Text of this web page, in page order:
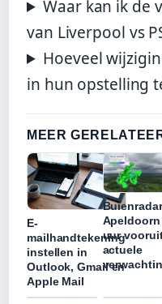
Waar kan ik de
van Liverpool vs
Hoeveel
in hun opstelling
MEER
E-
mailhandtekening
instellen in
Outlook, Gmail en
Apple Mail
Buienradar
Apeldoorn
uur
actuele